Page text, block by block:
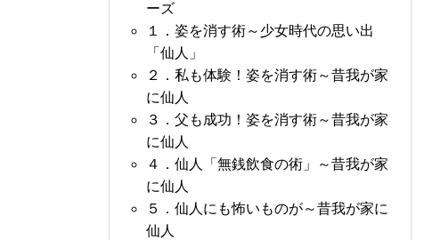
ーズ
１．姿を消す術～少女時代の思い出
「仙人」
２．私も体験！姿を消す術～昔我が家
に仙人
３．父も成功！姿を消す術～昔我が家
に仙人
４．仙人「無銭飲食の術」～昔我が家
に仙人
５．仙人にも怖いものが～昔我が家に
仙人